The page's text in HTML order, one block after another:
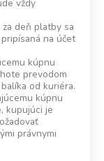
vždy
deň platby sa
na účet
kúpnu
prevodom
od kuriéra.
kúpnu
kupujúci je
právnymi